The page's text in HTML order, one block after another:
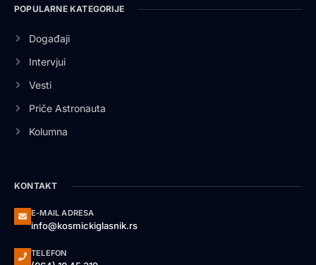
POPULARNE KATEGORIJE
Događaji
Intervjui
Vesti
Priče Astronauta
Kolumna
KONTAKT
E-MAIL ADRESA
info@kosmickiglasnik.rs
TELEFON